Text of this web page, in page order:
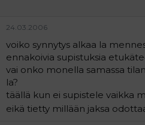
t
u
n
a
l
o
t
n
v
i
s
24.03.2006
voiko synnytys alkaa la
ennakoivia supistuksia
vai onko monella samassa
la?
täällä kun ei supistele vaikka
eikä tietty millään jaksa